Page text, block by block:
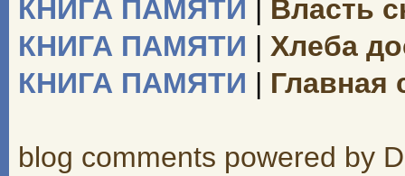
КНИГА ПАМЯТИ | Власть
КНИГА ПАМЯТИ | Хлеба
КНИГА ПАМЯТИ | Главная
blog comments powered by